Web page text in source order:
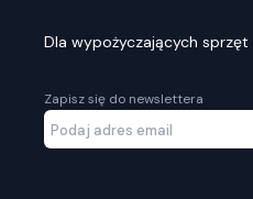
Dla wypożyczających sprzęt
Zapisz się do newslettera